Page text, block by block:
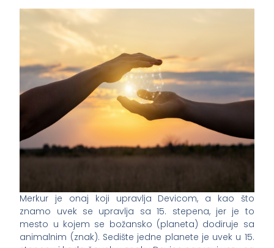
Merkur je onaj koji upravlja Devicom, a kao što
znamo uvek se upravlja sa 15. stepena, jer je to
mesto u kojem se božansko (planeta) dodiruje sa
animalnim (znak). Sedište jedne planete je uvek u 15.